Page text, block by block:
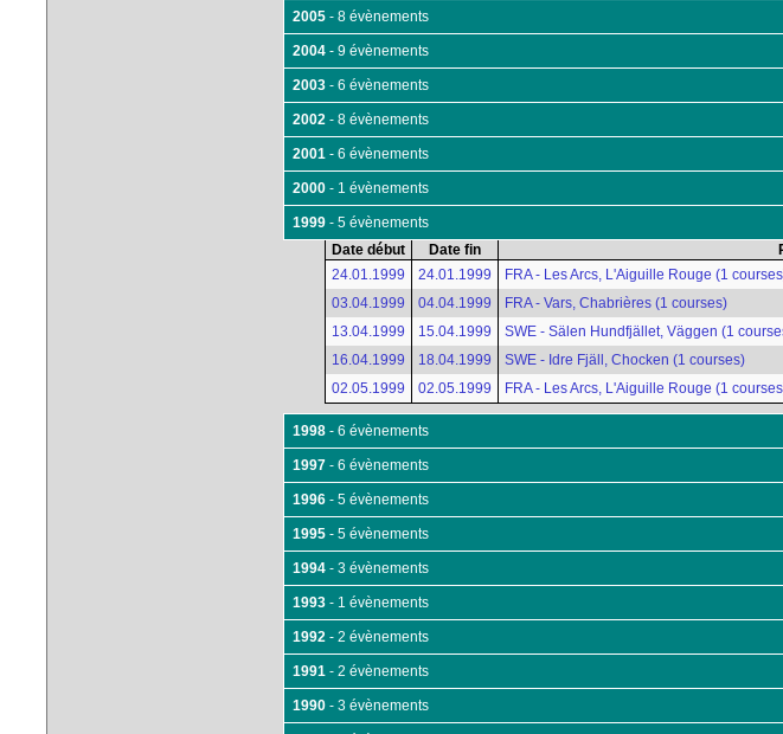
2005- 8 évènements
2004- 9 évènements
2003- 6 évènements
2002- 8 évènements
2001- 6 évènements
2000- 1 évènements
1999- 5 évènements
Date début
Date fin
24.01.1999
24.01.1999 FRA - Les Arcs, L'Aiguille Rouge (1
03.04.1999
04.04.1999 FRA - Vars, Chabrières (1 courses)
13.04.1999
15.04.1999 SWE - Sälen Hundfjället, Väggen (1
16.04.1999
18.04.1999 SWE - Idre Fjäll, Chocken (1 courses)
02.05.1999
02.05.1999 FRA - Les Arcs, L'Aiguille Rouge (1
1998- 6 évènements
1997- 6 évènements
1996- 5 évènements
1995- 5 évènements
1994- 3 évènements
1993- 1 évènements
1992- 2 évènements
1991- 2 évènements
1990- 3 évènements